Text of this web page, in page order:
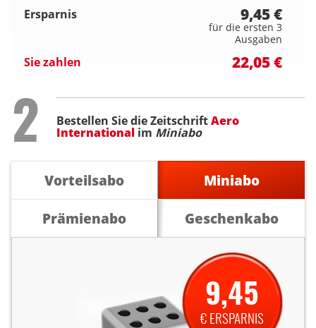
Ersparnis 9,45 €
für die ersten 3
Ausgaben
Sie zahlen 22,05 €
Step
2 Bestellen Sie die ZeitschriftAero
International im Miniabo
Vorteilsabo
Miniabo
Prämienabo
Geschenkabo
9,45
€ ERSPARNIS